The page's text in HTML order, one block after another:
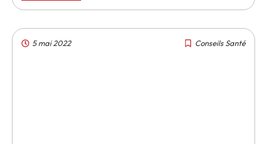
5 mai 2022 Conseils Santé